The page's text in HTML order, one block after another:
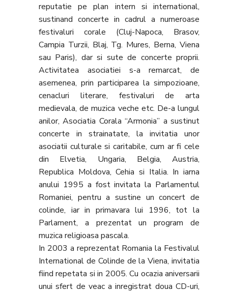
reputatie pe plan intern si international,
sustinand concerte in cadrul a numeroase
festivaluri corale (Cluj-Napoca, Brasov,
Campia Turzii, Blaj, Tg. Mures, Berna, Viena
sau Paris), dar si sute de concerte proprii.
Activitatea asociatiei s-a remarcat, de
asemenea, prin participarea la simpozioane,
cenacluri literare, festivaluri de arta
medievala, de muzica veche etc. De-a lungul
anilor, Asociatia Corala “Armonia” a sustinut
concerte in strainatate, la invitatia unor
asociatii culturale si caritabile, cum ar fi cele
din Elvetia, Ungaria, Belgia, Austria,
Republica Moldova, Cehia si Italia. In iarna
anului 1995 a fost invitata la Parlamentul
Romaniei, pentru a sustine un concert de
colinde, iar in primavara lui 1996, tot la
Parlament, a prezentat un program de
muzica religioasa pascala.
In 2003 a reprezentat Romania la Festivalul
International de Colinde de la Viena, invitatia
fiind repetata si in 2005. Cu ocazia aniversarii
unui sfert de veac a inregistrat doua CD-uri,